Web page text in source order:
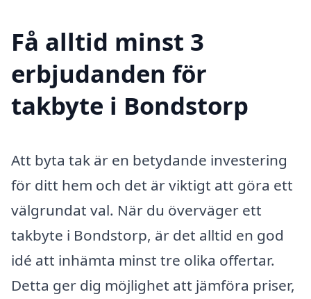
Få alltid minst 3
erbjudanden för
takbyte i Bondstorp
Att byta tak är en betydande investering
för ditt hem och det är viktigt att göra ett
välgrundat val. När du överväger ett
takbyte i Bondstorp, är det alltid en god
idé att inhämta minst tre olika offertar.
Detta ger dig möjlighet att jämföra priser,